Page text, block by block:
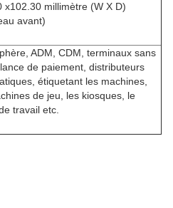
x102.30 millimètre (W X D)
avant)
ADM, CDM, terminaux sans
de paiement, distributeurs
étiquetant les machines,
de jeu, les kiosques, le
travail etc.